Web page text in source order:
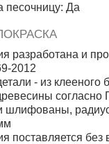
песочницу: Да
разработана и
2012
- из клееного
шлифованы,
поставляется без